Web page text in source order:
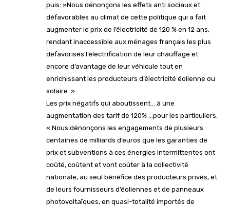
puis: »Nous dénonçons les effets anti sociaux et
défavorables au climat de cette politique qui a fait
augmenter le prix de l’électricité de 120 % en 12 ans,
rendant inaccessible aux ménages français les plus
défavorisés l’électrification de leur chauffage et
encore d’avantage de leur véhicule tout en
enrichissant les producteurs d’électricité éolienne ou
solaire. »
Les prix négatifs qui aboutissent… à une
augmentation des tarif de 120% …pour les particuliers.
« Nous dénonçons les engagements de plusieurs
centaines de milliards d’euros que les garanties de
prix et subventions à ces énergies intermittentes ont
coûté, coûtent et vont coûter à la collectivité
nationale, au seul bénéfice des producteurs privés, et
de leurs fournisseurs d’éoliennes et de panneaux
photovoltaïques, en quasi-totalité importés de